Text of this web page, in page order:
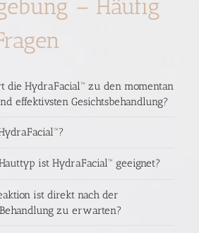
– Häufig
die HydraFacial™ zu den momentan
effektivsten Gesichtsbehandlung?
ist HydraFacial™ geeignet?
ist direkt nach der
zu erwarten?